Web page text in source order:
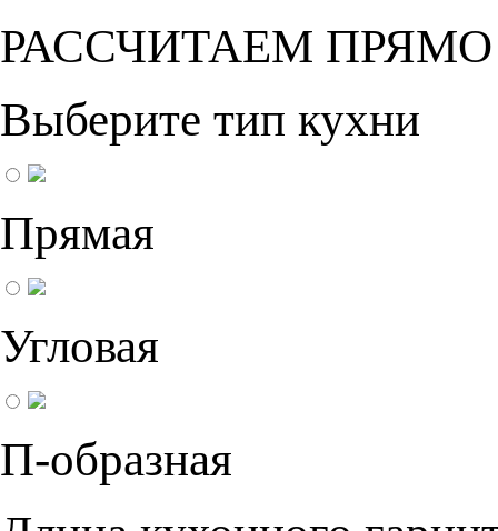
РАССЧИТАЕМ
Выберите тип кухни
Прямая
Угловая
П-образная